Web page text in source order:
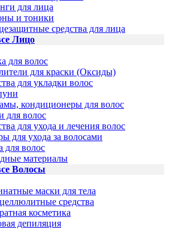
для лица
и тоники
средства для лица
Лицо
для волос
для краски (Оксиды)
для укладки волос
кондиционеры для волос
для волос
для ухода и лечения волос
для ухода за волосами
для волос
материалы
Волосы
маски для тела
средства
косметика
депиляция